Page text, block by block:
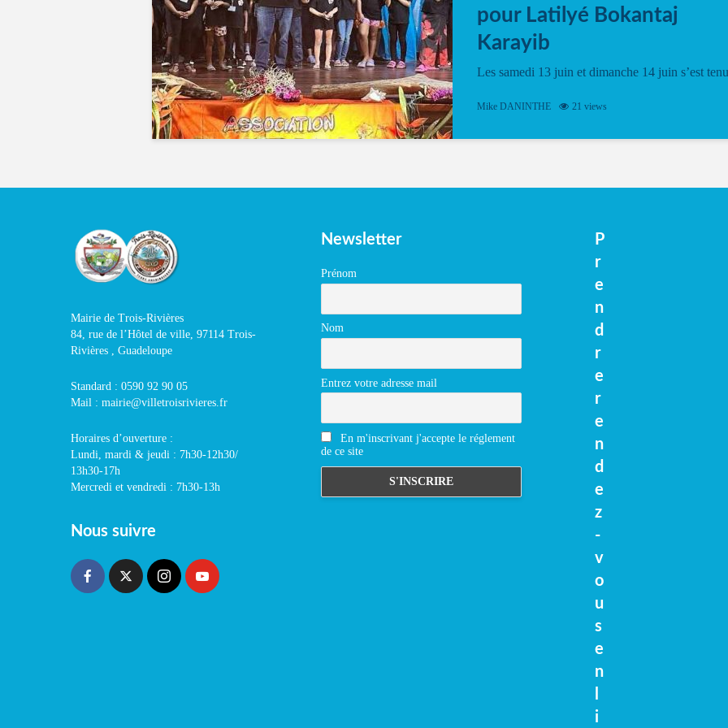
pour Latilyé Bokantaj
Karayib
Les samedi 13 juin et dimanche 14 juin s’est tenu
vibrant à Pierrot Narouman, organisé par
spectacle de fin d’année, présenté à la salle...
Mike DANINTHE 21 views
Mairie de Trois-Rivières
84, rue de l’Hôtel de ville, 97114 Trois-
Rivières , Guadeloupe
Standard : 0590 92 90 05
Mail : mairie@villetroisrivieres.fr
Horaires d’ouverture :
Lundi, mardi & jeudi : 7h30-12h30/
13h30-17h
Mercredi et vendredi : 7h30-13h
Nous suivre
Newsletter
Prénom
Nom
Entrez votre adresse mail
En m'inscrivant j'accepte le réglement
de ce site
P
r
e
n
d
r
e
r
e
n
d
e
z
-
v
o
u
s
e
n
i